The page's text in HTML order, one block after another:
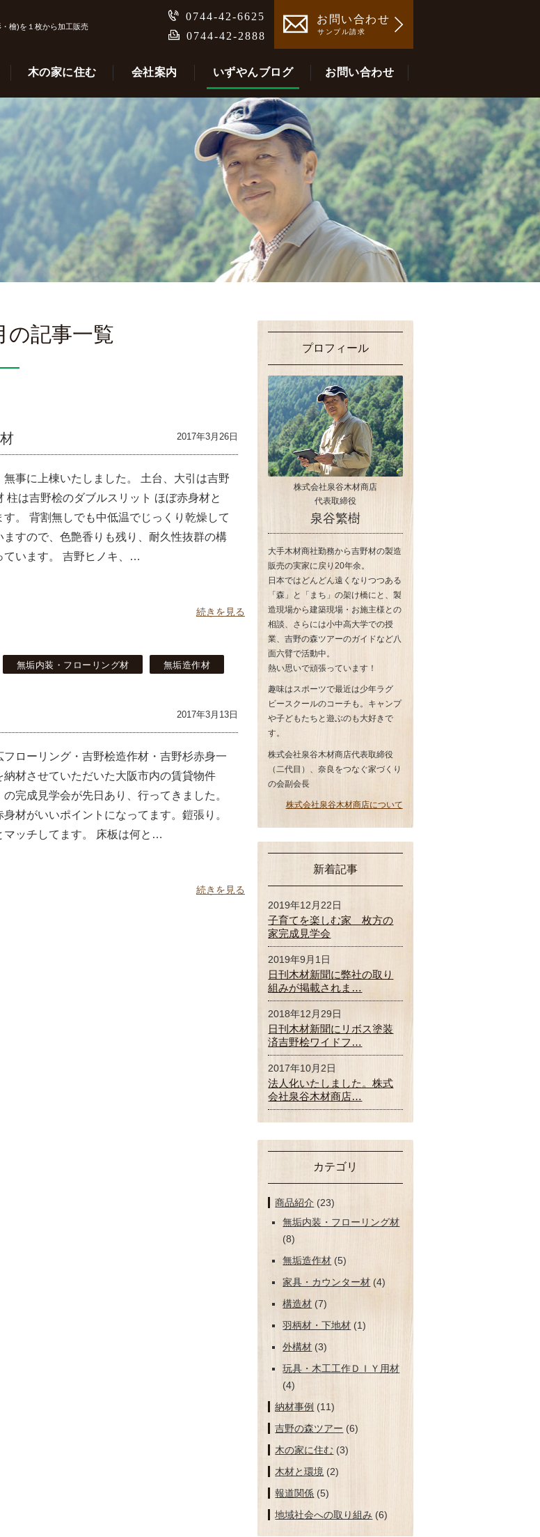
檜)を１枚から加工販売
0744-42-6625
0744-42-2888
お問い合わせ
サンプル請求
木の家に住む 会社案内 いずやんブログ お問い合わせ
の記事一覧
2017年3月26日
事に上棟いたしました。 土台、大引は吉野
柱は吉野桧のダブルスリット ほぼ赤身材と
す。 背割無しでも中低温でじっくり乾燥して
ますので、色艶香りも残り、耐久性抜群の構
ています。 吉野ヒノキ、…
続きを見る
無垢内装・フローリング材 無垢造作材
2017年3月13日
フローリング・吉野桧造作材・吉野杉赤身一
納材させていただいた大阪市内の賃貸物件
の完成見学会が先日あり、行ってきました。
材がいいポイントになってます。鎧張り。
マッチしてます。 床板は何と…
続きを見る
プロフィール
株式会社泉谷木材商店
代表取締役
泉谷繁樹
大手木材商社勤務から吉野材の製造
販売の実家に戻り20年余。
日本ではどんどん遠くなりつつある
「森」と「まち」の架け橋にと、製
造現場から建築現場・お施主様との
相談、さらには小中高大学での授
業、吉野の森ツアーのガイドなど八
面六臂で活動中。
熱い思いで頑張っています！
趣味はスポーツで最近は少年ラグ
ビースクールのコーチも。キャンプ
や子どもたちと遊ぶのも大好きで
す。
株式会社泉谷木材商店代表取締役
（二代目）、奈良をつなぐ家づくり
の会副会長
株式会社泉谷木材商店について
新着記事
2019年12月22日
子育てを楽しむ家 枚方の
家完成見学会
2019年9月1日
日刊木材新聞に弊社の取り
組みが掲載されま…
2018年12月29日
日刊木材新聞にリボス塗装
済吉野桧ワイドフ…
2017年10月2日
法人化いたしました。株式
会社泉谷木材商店…
カテゴリ
商品紹介 (23)
無垢内装・フローリング材
(8)
無垢造作材 (5)
家具・カウンター材 (4)
構造材 (7)
羽柄材・下地材 (1)
外構材 (3)
玩具・木工工作ＤＩＹ用材
(4)
納材事例 (11)
吉野の森ツアー (6)
木の家に住む (3)
木材と環境 (2)
報道関係 (5)
地域社会への取り組み (6)